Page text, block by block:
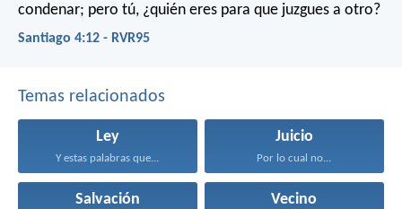
condenar; pero tú, ¿quién eres para que juzgues a otro?
Santiago 4:12 - RVR95
Temas relacionados
Ley
Y estas palabras que...
Juicio
Por lo cual no...
Salvación Vecino